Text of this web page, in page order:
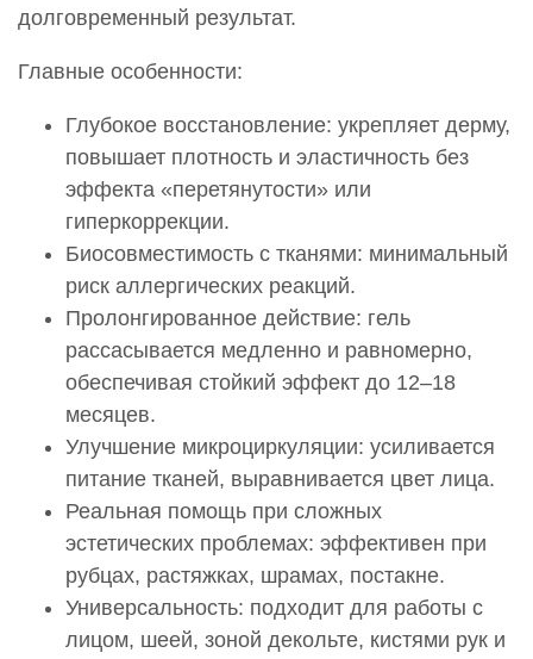
долговременный результат.
Главные особенности:
Глубокое восстановление: укрепляет дерму,
повышает плотность и эластичность без
эффекта «перетянутости» или
гиперкоррекции.
Биосовместимость с тканями: минимальный
риск аллергических реакций.
Пролонгированное действие: гель
рассасывается медленно и равномерно,
обеспечивая стойкий эффект до 12–18
месяцев.
Улучшение микроциркуляции: усиливается
питание тканей, выравнивается цвет лица.
Реальная помощь при сложных
эстетических проблемах: эффективен при
рубцах, растяжках, шрамах, постакне.
Универсальность: подходит для работы с
лицом, шеей, зоной декольте, кистями рук и